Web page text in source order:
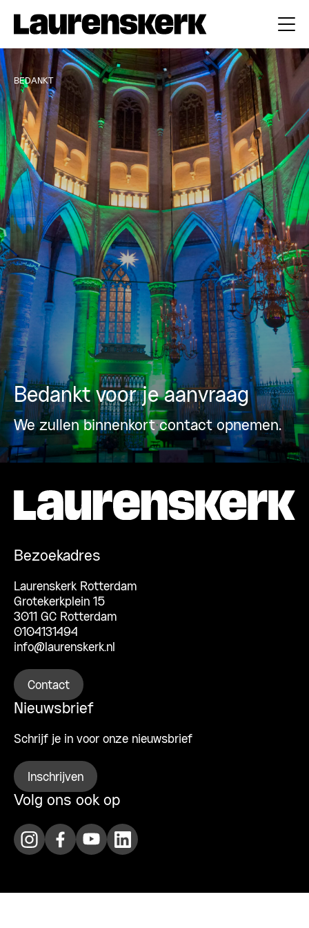
BEDANKT
Bedankt voor je aanvraag
We zullen binnenkort contact opnemen.
Bezoekadres
Laurenskerk Rotterdam
Grotekerkplein 15
3011 GC Rotterdam
0104131494
info@laurenskerk.nl
Contact
Nieuwsbrief
Schrijf je in voor onze nieuwsbrief
Inschrijven
Volg ons ook op